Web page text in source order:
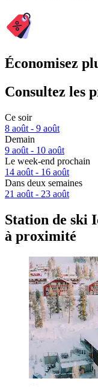
Économisez
Consultez les
Ce soir
8 août - 9 août
Demain
9 août - 10 août
Le week-end prochain
14 août - 16 août
Dans deux semaines
21 août - 23 août
Station de ski
à proximité